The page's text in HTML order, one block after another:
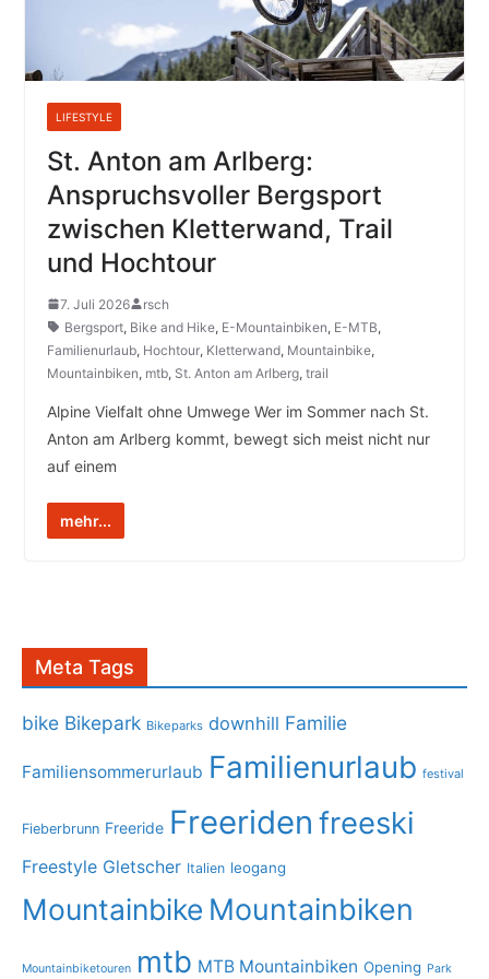
LIFESTYLE
St. Anton am Arlberg:
Anspruchsvoller Bergsport
zwischen Kletterwand, Trail
und Hochtour
7. Juli 2026
rsch
Bergsport, Bike and Hike, E-Mountainbiken, E-MTB,
Familienurlaub, Hochtour, Kletterwand, Mountainbike,
Mountainbiken, mtb, St. Anton am Arlberg, trail
Alpine Vielfalt ohne Umwege Wer im Sommer nach St.
Anton am Arlberg kommt, bewegt sich meist nicht nur
auf einem
mehr...
Meta Tags
bike Bikepark Bikeparks downhill Familie
Familiensommerurlaub Familienurlaub festival
Fieberbrunn Freeride Freeriden freeski
Freestyle Gletscher Italien leogang
Mountainbike Mountainbiken
Mountainbiketouren mtb MTB Mountainbiken Opening Park